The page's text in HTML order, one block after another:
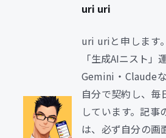
uri uri
uri uriと申します
「生成AIニスト」
Gemini・Claude
自分で契約し、毎
しています。記事
は、必ず自分の画